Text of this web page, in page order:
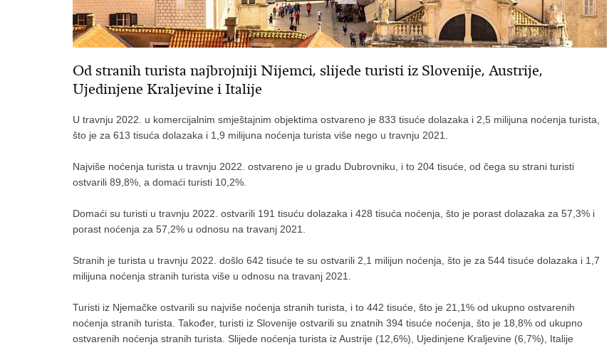
Od stranih turista najbrojniji Nijemci, slijede turisti iz Slovenije, Austrije,
Ujedinjene Kraljevine i Italije
U travnju 2022. u komercijalnim smještajnim objektima ostvareno je 833 tisuće dolazaka i 2,5 milijuna noćenja turista,
što je za 613 tisuća dolazaka i 1,9 milijuna noćenja turista više nego u travnju 2021.
Najviše noćenja turista u travnju 2022. ostvareno je u gradu Dubrovniku, i to 204 tisuće, od čega su strani turisti
ostvarili 89,8%, a domaći turisti 10,2%.
Domaći su turisti u travnju 2022. ostvarili 191 tisuću dolazaka i 428 tisuća noćenja, što je porast dolazaka za 57,3% i
porast noćenja za 57,2% u odnosu na travanj 2021.
Stranih je turista u travnju 2022. došlo 642 tisuće te su ostvarili 2,1 milijun noćenja, što je za 544 tisuće dolazaka i 1,7
milijuna noćenja stranih turista više u odnosu na travanj 2021.
Turisti iz Njemačke ostvarili su najviše noćenja stranih turista, i to 442 tisuće, što je 21,1% od ukupno ostvarenih
noćenja stranih turista. Također, turisti iz Slovenije ostvarili su znatnih 394 tisuće noćenja, što je 18,8% od ukupno
ostvarenih noćenja stranih turista. Slijede noćenja turista iz Austrije (12,6%), Ujedinjene Kraljevine (6,7%), Italije